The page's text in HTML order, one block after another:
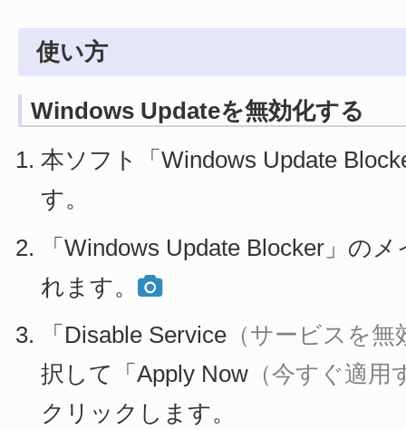
使い方
Windows Updateを無効化する
本ソフト「Windows Update
す。
「Windows Update Blocker」の
れます。
「Disable Service （サービスを
択して「Apply Now （今すぐ適用
クリックします。